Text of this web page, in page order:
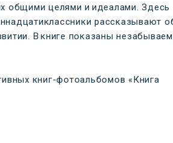
общими целями и идеалами. Здесь
рассказывают
В книге показаны
книг-фотоальбомов «Книга